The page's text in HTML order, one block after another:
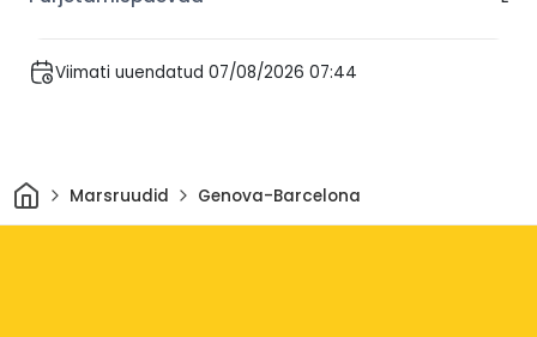
Viimati uuendatud 07/08/2026 07:44
Avaleht
Marsruudid Genova-Barcelona